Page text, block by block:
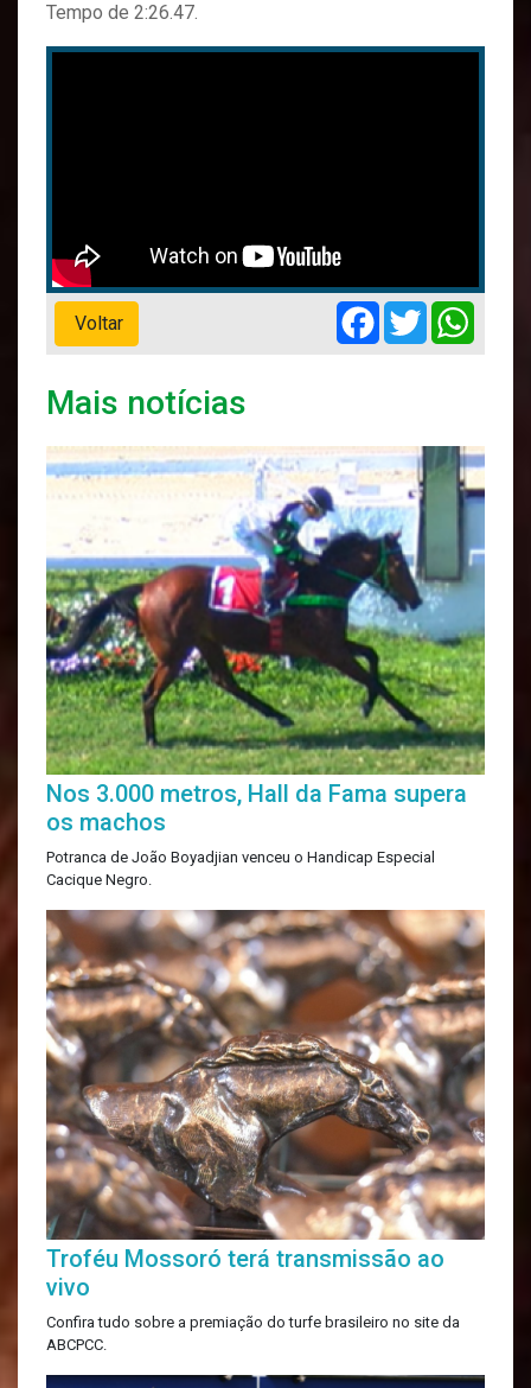
Tempo de 2:26.47.
Voltar
Facebook
Twitter
Mais notícias
Nos 3.000 metros, Hall da Fama supera
os machos
Potranca de João Boyadjian venceu o Handicap Especial
Cacique Negro.
Troféu Mossoró terá transmissão ao
vivo
Confira tudo sobre a premiação do turfe brasileiro no site da
ABCPCC.